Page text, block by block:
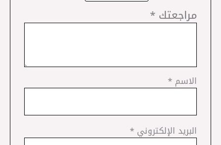
مراجعتك*
الاسم*
البريد الإلكتروني*